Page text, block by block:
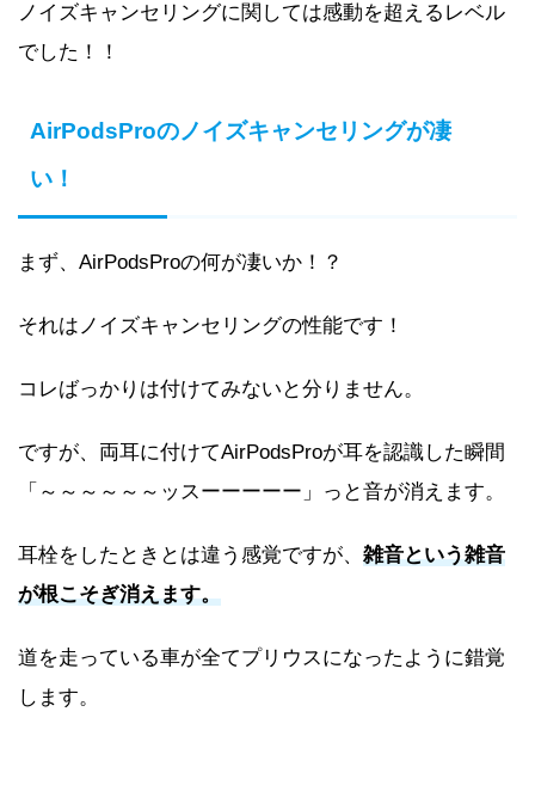
ノイズキャンセリングに関しては感動を超えるレベル
でした！！
AirPodsProのノイズキャンセリングが凄
い！
まず、AirPodsProの何が凄いか！？
それはノイズキャンセリングの性能です！
コレばっかりは付けてみないと分りません。
ですが、両耳に付けてAirPodsProが耳を認識した瞬間
「～～～～～～ッスーーーーー」っと音が消えます。
耳栓をしたときとは違う感覚ですが、 雑音という雑音
が根こそぎ消えます。
道を走っている車が全てプリウスになったように錯覚
します。